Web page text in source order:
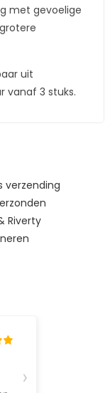
met gevoelige
uit
vanaf 3 stuks.
verzending
Riverty